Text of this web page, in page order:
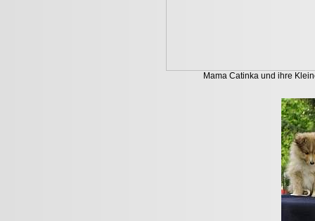
Mama Catinka und ihre